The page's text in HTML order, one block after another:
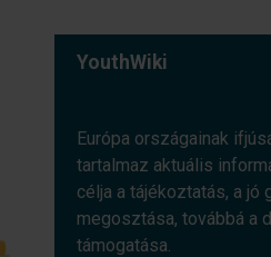
YouthWiki
Európa országainak
tartalmaz aktuális
célja a tájékoztatás, a jó
megosztása, továbbá a
támogatása.